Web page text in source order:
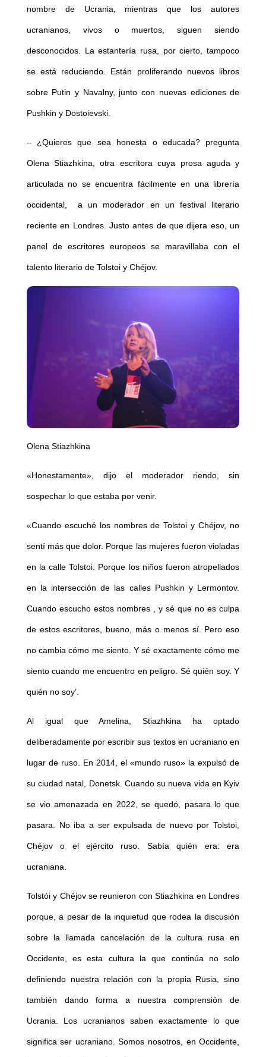
nombre de Ucrania, mientras que los autores
ucranianos, vivos o muertos, siguen siendo
desconocidos. La estantería rusa, por cierto, tampoco
se está reduciendo. Están proliferando nuevos libros
sobre Putin y Navalny, junto con nuevas ediciones de
Pushkin y Dostoievski.
– ¿Quieres que sea honesta o educada? pregunta
Olena Stiazhkina, otra escritora cuya prosa aguda y
articulada no se encuentra fácilmente en una librería
occidental, a un moderador en un festival literario
reciente en Londres. Justo antes de que dijera eso, un
panel de escritores europeos se maravillaba con el
talento literario de Tolstoi y Chéjov.
Olena Stiazhkina
«Honestamente», dijo el moderador riendo, sin
sospechar lo que estaba por venir.
«Cuando escuché los nombres de Tolstoi y Chéjov, no
sentí más que dolor. Porque las mujeres fueron violadas
en la calle Tolstoi. Porque los niños fueron atropellados
en la intersección de las calles Pushkin y Lermontov.
Cuando escucho estos nombres , y sé que no es culpa
de estos escritores, bueno, más o menos sí. Pero eso
no cambia cómo me siento. Y sé exactamente cómo me
siento cuando me encuentro en peligro. Sé quién soy. Y
quién no soy’.
Al igual que Amelina, Stiazhkina ha optado
deliberadamente por escribir sus textos en ucraniano en
lugar de ruso. En 2014, el «mundo ruso» la expulsó de
su ciudad natal, Donetsk. Cuando su nueva vida en Kyiv
se vio amenazada en 2022, se quedó, pasara lo que
pasara. No iba a ser expulsada de nuevo por Tolstoi,
Chéjov o el ejército ruso. Sabía quién era: era
ucraniana.
Tolstói y Chéjov se reunieron con Stiazhkina en Londres
porque, a pesar de la inquietud que rodea la discusión
sobre la llamada cancelación de la cultura rusa en
Occidente, es esta cultura la que continúa no solo
definiendo nuestra relación con la propia Rusia, sino
también dando forma a nuestra comprensión de
Ucrania. Los ucranianos saben exactamente lo que
significa ser ucraniano. Somos nosotros, en Occidente,